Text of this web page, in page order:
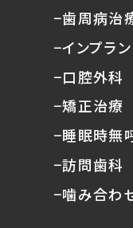
−歯周病治
−インプラン
−口腔外科
−矯正治療
−睡眠時無
−訪問歯科
−噛み合わ